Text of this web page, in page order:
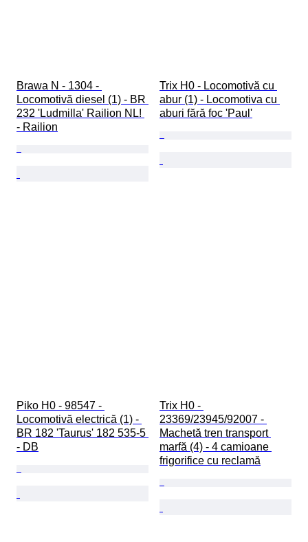
Brawa N - 1304 -
Locomotivă diesel (1) - BR
232 'Ludmilla' Railion NL!
- Railion
Trix H0 - Locomotivă cu
abur (1) - Locomotiva cu
aburi fără foc 'Paul'
Piko H0 - 98547 -
Locomotivă electrică (1) -
BR 182 'Taurus' 182 535-5
- DB
Trix H0 -
23369/23945/92007 -
Machetă tren transport
marfă (4) - 4 camioane
frigorifice cu reclamă